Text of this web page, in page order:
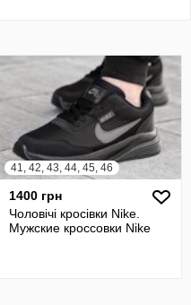
41, 42, 43, 44, 45, 46
1400 грн
Чоловічі кросівки Nike.
Мужские кроссовки Nike